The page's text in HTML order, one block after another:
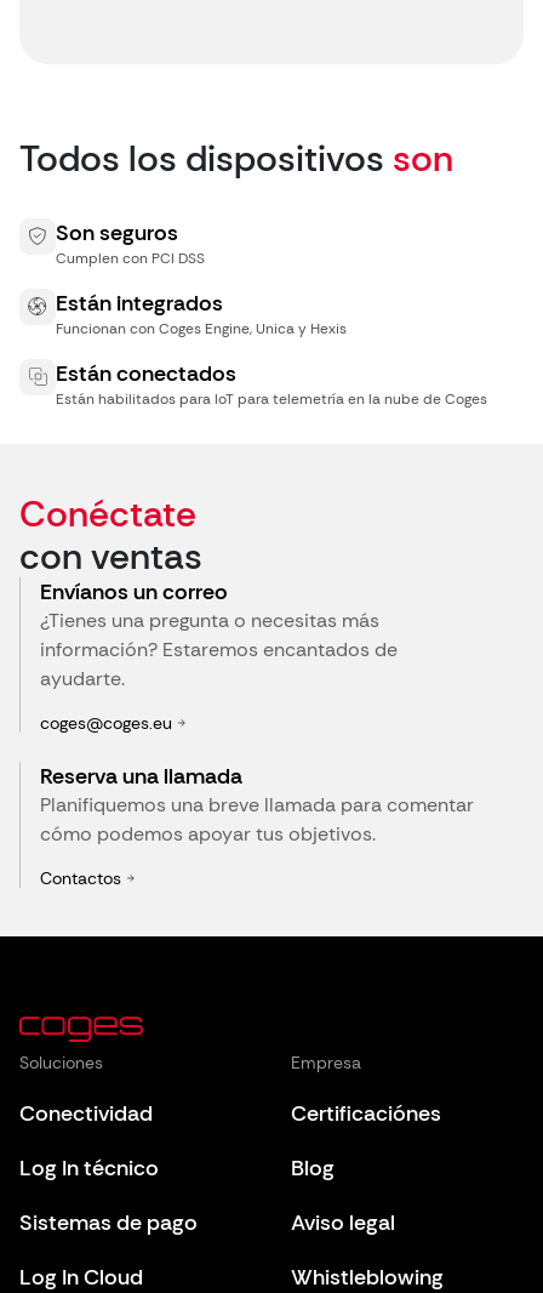
Todos los dispositivos son
Son seguros
Cumplen con PCI DSS
Están integrados
Funcionan con Coges Engine, Unica y Hexis
Están conectados
Están habilitados para IoT para telemetría en la nube de Coges
Conéctate
con ventas
Envíanos un correo
¿Tienes una pregunta o necesitas más
información? Estaremos encantados de
ayudarte.
coges@coges.eu
Reserva una llamada
Planifiquemos una breve llamada para comentar
cómo podemos apoyar tus objetivos.
Contactos
Soluciones
Conectividad
Log In técnico
Sistemas de pago
Log In Cloud
Empresa
Certificaciónes
Blog
Aviso legal
Whistleblowing